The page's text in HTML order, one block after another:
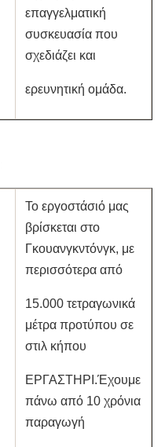
επαγγελματική
συσκευασία που
σχεδιάζει και
ερευνητική ομάδα.
Το εργοστάσιό μας
βρίσκεται στο
Γκουανγκντόνγκ, με
περισσότερα από
15.000 τετραγωνικά
μέτρα προτύπου σε
στιλ κήπου
ΕΡΓΑΣΤΗΡΙ.Έχουμε
πάνω από 10 χρόνια
παραγωγή